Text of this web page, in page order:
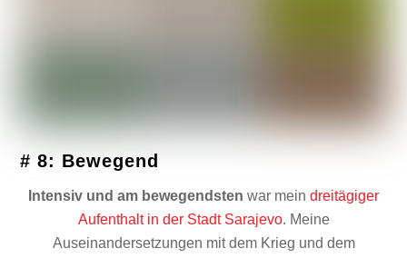
# 8: Bewegend
Intensiv und am bewegendsten war mein dreitägiger
Aufenthalt in der Stadt Sarajevo. Meine
Auseinandersetzungen mit dem Krieg und dem